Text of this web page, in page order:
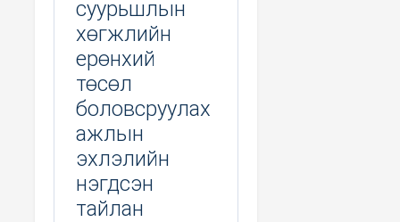
суурьшлын
хөгжлийн
ерөнхий
төсөл
боловсруулах
ажлын
эхлэлийн
нэгдсэн
тайлан